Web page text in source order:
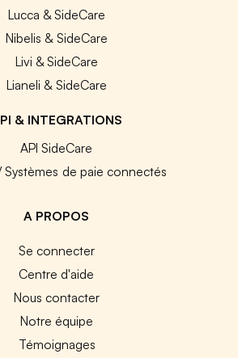
Lucca & SideCare
Nibelis & SideCare
Livi & SideCare
Lianeli & SideCare
& INTEGRATIONS
API SideCare
Systèmes de paie connectés
A PROPOS
Se connecter
Centre d'aide
Nous contacter
Notre équipe
Témoignages